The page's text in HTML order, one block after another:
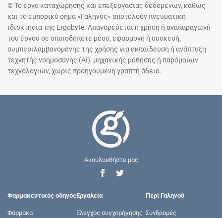
© Το έργο καταχώρησης και επεξεργασίας δεδομένων, καθώς
και το εμπορικό σήμα «Γαληνός» αποτελούν πνευματική
ιδιοκτησία της Ergobyte. Απαγορεύεται η χρήση ή αναπαραγωγή
του έργου σε οποιοδήποτε μέσο, εφαρμογή ή συσκευή,
συμπεριλαμβανομένης της χρήσης για εκπαίδευση ή ανάπτυξη
τεχνητής νοημοσύνης (AI), μηχανικής μάθησης ή παρόμοιων
τεχνολογιών, χωρίς προηγούμενη γραπτή άδεια.
Ακουλουθήστε μας
Φαρμακευτικός οδηγός
Φάρμακα
Εργαλεία
Έλεγχος συγχορήγησης
Περί Γαληνού
Συνδρομές